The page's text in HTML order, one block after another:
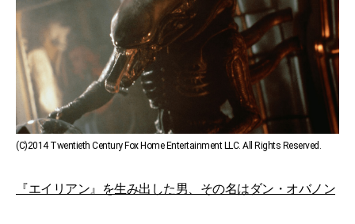
(C)2014 Twentieth Century Fox Home Entertainment LLC. All Rights Reserved.
『エイリアン』を生み出した男、その名はダン・オバノン